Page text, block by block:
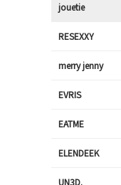
jouetie
RESEXXY
merry jenny
EVRIS
EATME
ELENDEEK
UN3D.